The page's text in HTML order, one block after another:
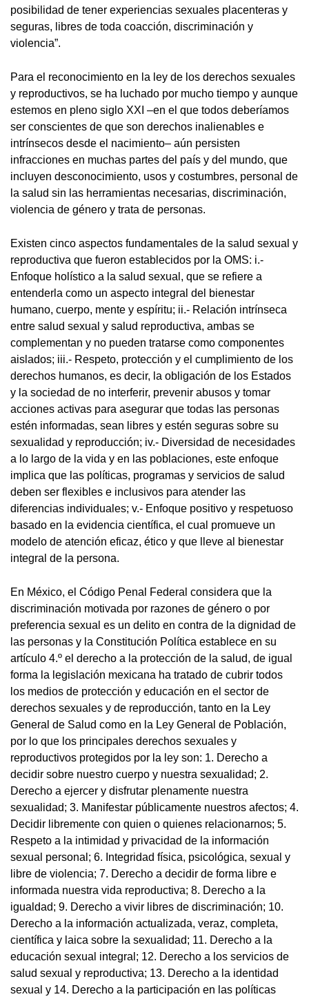
posibilidad de tener experiencias sexuales placenteras y
seguras, libres de toda coacción, discriminación y
violencia”.
Para el reconocimiento en la ley de los derechos sexuales
y reproductivos, se ha luchado por mucho tiempo y aunque
estemos en pleno siglo XXI –en el que todos deberíamos
ser conscientes de que son derechos inalienables e
intrínsecos desde el nacimiento– aún persisten
infracciones en muchas partes del país y del mundo, que
incluyen desconocimiento, usos y costumbres, personal de
la salud sin las herramientas necesarias, discriminación,
violencia de género y trata de personas.
Existen cinco aspectos fundamentales de la salud sexual y
reproductiva que fueron establecidos por la OMS: i.-
Enfoque holístico a la salud sexual, que se refiere a
entenderla como un aspecto integral del bienestar
humano, cuerpo, mente y espíritu; ii.- Relación intrínseca
entre salud sexual y salud reproductiva, ambas se
complementan y no pueden tratarse como componentes
aislados; iii.- Respeto, protección y el cumplimiento de los
derechos humanos, es decir, la obligación de los Estados
y la sociedad de no interferir, prevenir abusos y tomar
acciones activas para asegurar que todas las personas
estén informadas, sean libres y estén seguras sobre su
sexualidad y reproducción; iv.- Diversidad de necesidades
a lo largo de la vida y en las poblaciones, este enfoque
implica que las políticas, programas y servicios de salud
deben ser flexibles e inclusivos para atender las
diferencias individuales; v.- Enfoque positivo y respetuoso
basado en la evidencia científica, el cual promueve un
modelo de atención eficaz, ético y que lleve al bienestar
integral de la persona.
En México, el Código Penal Federal considera que la
discriminación motivada por razones de género o por
preferencia sexual es un delito en contra de la dignidad de
las personas y la Constitución Política establece en su
artículo 4.º el derecho a la protección de la salud, de igual
forma la legislación mexicana ha tratado de cubrir todos
los medios de protección y educación en el sector de
derechos sexuales y de reproducción, tanto en la Ley
General de Salud como en la Ley General de Población,
por lo que los principales derechos sexuales y
reproductivos protegidos por la ley son: 1. Derecho a
decidir sobre nuestro cuerpo y nuestra sexualidad; 2.
Derecho a ejercer y disfrutar plenamente nuestra
sexualidad; 3. Manifestar públicamente nuestros afectos; 4.
Decidir libremente con quien o quienes relacionarnos; 5.
Respeto a la intimidad y privacidad de la información
sexual personal; 6. Integridad física, psicológica, sexual y
libre de violencia; 7. Derecho a decidir de forma libre e
informada nuestra vida reproductiva; 8. Derecho a la
igualdad; 9. Derecho a vivir libres de discriminación; 10.
Derecho a la información actualizada, veraz, completa,
científica y laica sobre la sexualidad; 11. Derecho a la
educación sexual integral; 12. Derecho a los servicios de
salud sexual y reproductiva; 13. Derecho a la identidad
sexual y 14. Derecho a la participación en las políticas